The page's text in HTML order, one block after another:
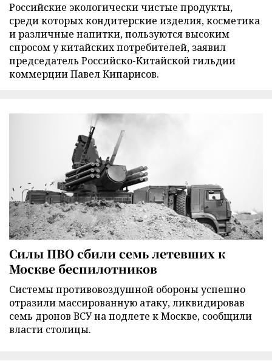
Российские экологически чистые продукты,
среди которых кондитерские изделия, косметика
и различные напитки, пользуются высоким
спросом у китайских потребителей, заявил
председатель Российско-Китайской гильдии
коммерции Павел Кипарисов.
Силы ПВО сбили семь летевших к
Москве беспилотников
Cистемы противовоздушной обороны успешно
отразили массированную атаку, ликвидировав
семь дронов ВСУ на подлете к Москве, сообщили
власти столицы.